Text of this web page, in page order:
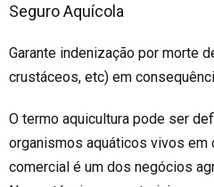
Seguro Aquícola
Garante indenização por morte
crustáceos, etc) em
O termo aquicultura pode ser
organismos aquáticos vivos em
comercial é um dos negócios